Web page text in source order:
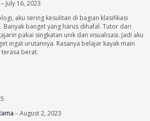
– July 16, 2023
aku sering kesulitan di bagian klasifikasi
Banyak banget yang harus dihafal. Tutor dari
pakai singkatan unik dan visualisasi. Jadi aku
ingat urutannya. Rasanya belajar kayak main
terasa berat.
–August 2, 2023